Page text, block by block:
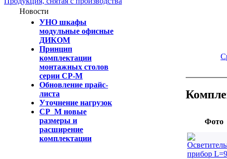
Новости
УНО шкафы
модульные офисные
ДИКОМ
Принцип
комплектации
монтажных столов
серии СР-М
Обновление прайс-
листа
Уточнение нагрузок
СР_М новые
размеры и
расширение
комплектации
Фото